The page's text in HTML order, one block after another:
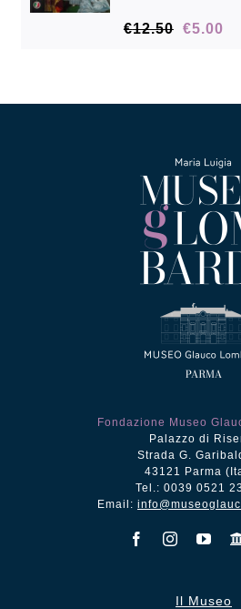
English
€12.50 Il
€12.50.
€5.00Il
Fondazione Museo
Palazzo di
Strada G.
43121 Parma
Tel.: 0039 0521
Email:
Il Museo